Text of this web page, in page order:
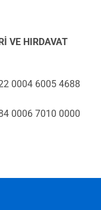
VE HIRDAVAT
0004 6005 4688
0006 7010 0000